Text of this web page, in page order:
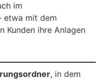
im
etwa mit dem
Kunden ihre Anlagen
, in dem